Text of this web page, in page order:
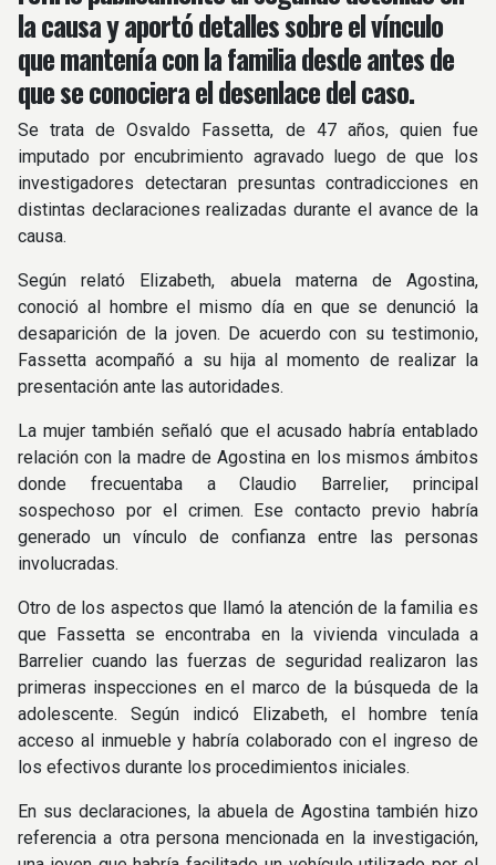
la causa y aportó detalles sobre el vínculo
que mantenía con la familia desde antes de
que se conociera el desenlace del caso.
Se trata de Osvaldo Fassetta, de 47 años, quien fue
imputado por encubrimiento agravado luego de que los
investigadores detectaran presuntas contradicciones en
distintas declaraciones realizadas durante el avance de la
causa.
Según relató Elizabeth, abuela materna de Agostina,
conoció al hombre el mismo día en que se denunció la
desaparición de la joven. De acuerdo con su testimonio,
Fassetta acompañó a su hija al momento de realizar la
presentación ante las autoridades.
La mujer también señaló que el acusado habría entablado
relación con la madre de Agostina en los mismos ámbitos
donde frecuentaba a Claudio Barrelier, principal
sospechoso por el crimen. Ese contacto previo habría
generado un vínculo de confianza entre las personas
involucradas.
Otro de los aspectos que llamó la atención de la familia es
que Fassetta se encontraba en la vivienda vinculada a
Barrelier cuando las fuerzas de seguridad realizaron las
primeras inspecciones en el marco de la búsqueda de la
adolescente. Según indicó Elizabeth, el hombre tenía
acceso al inmueble y habría colaborado con el ingreso de
los efectivos durante los procedimientos iniciales.
En sus declaraciones, la abuela de Agostina también hizo
referencia a otra persona mencionada en la investigación,